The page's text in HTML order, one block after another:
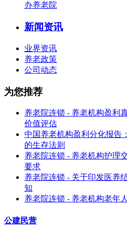
办养老院
新闻资讯
业界资讯
养老政策
公司动态
为您推荐
养老院连锁 - 养老机构盈利
价值评估
中国养老机构盈利分化报告
的生存法则
养老院连锁 - 养老机构护理
要求
养老院连锁 - 关于印发医养
知
养老院连锁 - 养老机构老年
公建民营